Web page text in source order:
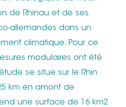
de Rhinau et de ses
allemandes dans un
climatique. Pour ce
modulaires ont été
se situe sur le Rhin
km en amont de
une surface de 16 km2